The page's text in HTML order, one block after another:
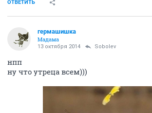
ОТВЕТИТЬ
гермашишка
Мадама
13 октября 2014 Sobolev
нпп
ну что утреца всем)))